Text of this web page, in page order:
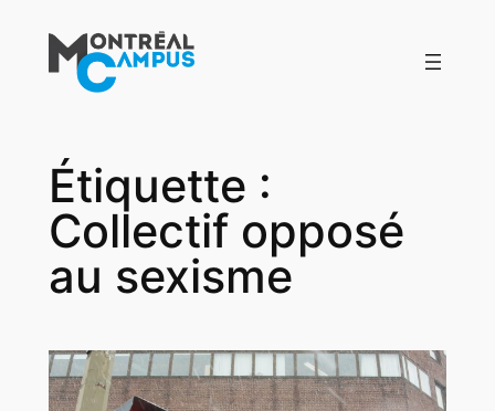
contenu
Étiquette :
Collectif opposé
au sexisme